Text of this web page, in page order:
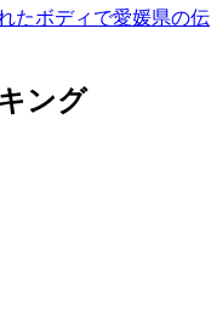
たボディで愛媛県の伝
ング